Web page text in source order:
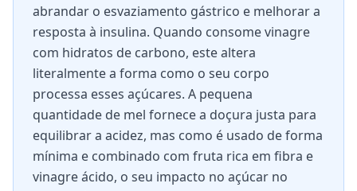
abrandar o esvaziamento gástrico e melhorar a
resposta à insulina. Quando consome vinagre
com hidratos de carbono, este altera
literalmente a forma como o seu corpo
processa esses açúcares. A pequena
quantidade de mel fornece a doçura justa para
equilibrar a acidez, mas como é usado de forma
mínima e combinado com fruta rica em fibra e
vinagre ácido, o seu impacto no açúcar no